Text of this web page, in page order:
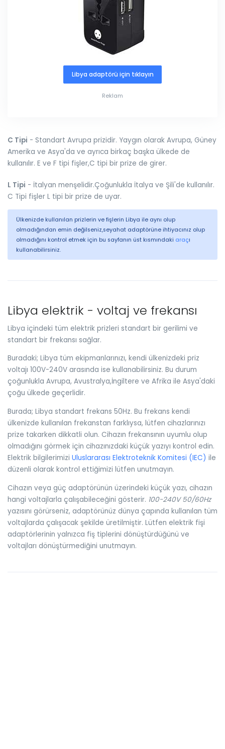
Libya adaptörü için tıklayın
Reklam
C Tipi - Standart Avrupa prizidir. Yaygın olarak Avrupa, Güney
Amerika ve Asya'da ve ayrıca birkaç başka ülkede de
kullanılır. E ve F tipi fişler,C tipi bir prize de girer.
L Tipi - İtalyan menşelidir.Çoğunlukla İtalya ve Şili'de kullanılır.
C Tipi fişler L tipi bir prize de uyar.
Ülkenizde kullanılan prizlerin ve fişlerin Libya ile aynı olup
olmadığından emin değilseniz,seyahat adaptörüne ihtiyacınız olup
olmadığını kontrol etmek için bu sayfanın üst kısmındaki araçı
kullanabilirsiniz.
Libya elektrik - voltaj ve frekansı
Libya içindeki tüm elektrik prizleri standart bir gerilimi ve
standart bir frekansı sağlar.
Buradaki; Libya tüm ekipmanlarınızı, kendi ülkenizdeki priz
voltajı 100V-240V arasında ise kullanabilirsiniz. Bu durum
çoğunlukla Avrupa, Avustralya,İngiltere ve Afrika ile Asya'daki
çoğu ülkede geçerlidir.
Burada; Libya standart frekans 50Hz. Bu frekans kendi
ülkenizde kullanılan frekanstan farklıysa, lütfen cihazlarınızı
prize takarken dikkatli olun. Cihazın frekansının uyumlu olup
olmadığını görmek için cihazınızdaki küçük yazıyı kontrol edin.
Elektrik bilgilerimizi Uluslararası Elektroteknik Komitesi (IEC) ile
düzenli olarak kontrol ettiğimizi lütfen unutmayın.
Cihazın veya güç adaptörünün üzerindeki küçük yazı, cihazın
hangi voltajlarla çalışabileceğini gösterir. 100-240V 50/60Hz
yazısını görürseniz, adaptörünüz dünya çapında kullanılan tüm
voltajlarda çalışacak şekilde üretilmiştir. Lütfen elektrik fişi
adaptörlerinin yalnızca fiş tiplerini dönüştürdüğünü ve
voltajları dönüştürmediğini unutmayın.